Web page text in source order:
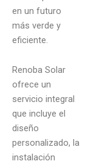
en un futuro
más verde y
eficiente.
Renoba Solar
ofrece un
servicio integral
que incluye el
diseño
personalizado, la
instalación